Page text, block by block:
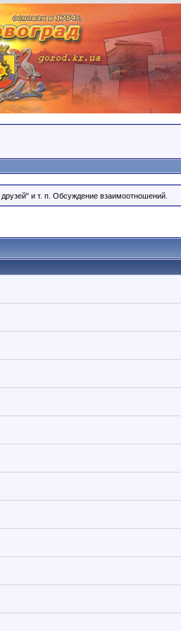
и т. п. Обсуждение взаимоотношений.